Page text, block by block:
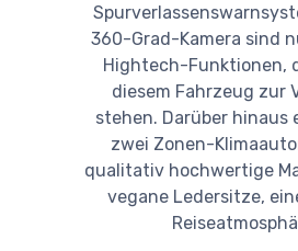
360-Grad-Kamera sind
Hightech-Funktionen,
diesem Fahrzeug zur
stehen. Darüber hinaus
zwei Zonen-
qualitativ hochwertige
vegane Ledersitze,